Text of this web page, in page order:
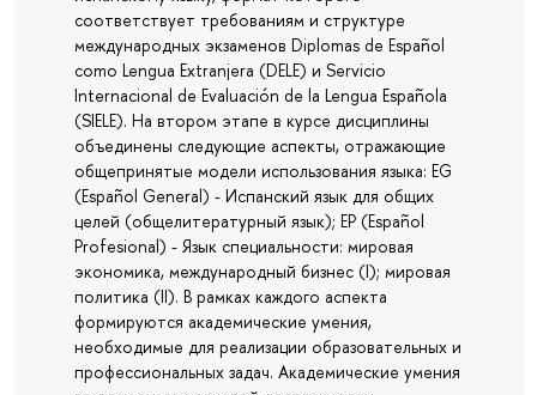
соответствует требованиям и структуре
международных экзаменов Diplomas de Español
como Lengua Extranjera (DELE) и Servicio
Internacional de Evaluación de la Lengua Española
(SIELE). На втором этапе в курсе дисциплины
объединены следующие аспекты, отражающие
общепринятые модели использования языка: EG
(Español General) - Испанский язык для общих
целей (общелитературный язык); EP (Español
Profesional) - Язык специальности: мировая
экономика, международный бизнес (I); мировая
политика (II). В рамках каждого аспекта
формируются академические умения,
необходимые для реализации образовательных и
профессиональных задач. Академические умения